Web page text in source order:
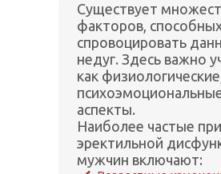
Существует
факторов,
спровоцировать
недуг. Здесь важно
как
аспекты.
Наиболее частые
эректильной
мужчин включают: